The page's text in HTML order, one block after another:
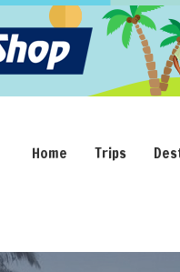
Home Trips